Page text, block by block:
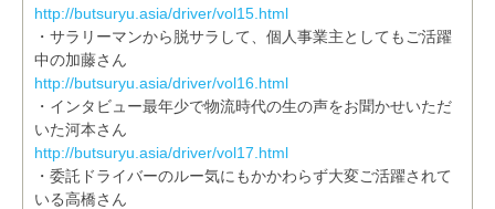
http://butsuryu.asia/driver/vol15.html
・サラリーマンから脱サラして、個人事業主としてもご活躍
中の加藤さん
http://butsuryu.asia/driver/vol16.html
・インタビュー最年少で物流時代の生の声をお聞かせいただ
いた河本さん
http://butsuryu.asia/driver/vol17.html
・委託ドライバーのルー気にもかかわらず大変ご活躍されて
いる高橋さん